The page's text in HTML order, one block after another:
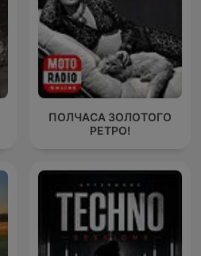
ПОЛЧАСА ЗОЛОТОГО
РЕТРО!